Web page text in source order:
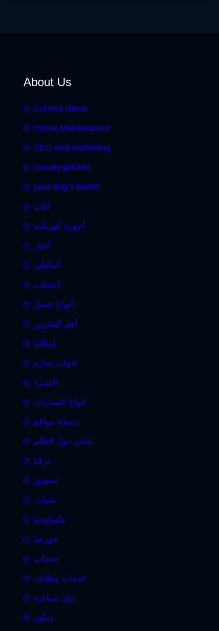
About Us
Current News
Home Maintenance
SEO and Marketing
Uncategorized
your dog's health
أثاث
أجهزة كهربائية
أخبار
أساطير
أعشاب
أنواع عسل
أهم التمارين
إيطاليا
ادوات نجارة
البشرة
انواع السيارات
برمجة مواقع
بلدان حول العالم
تركيا
تسويق
تقنيات
تكنولوجيا
جورجيا
خدمات
خدمات وظائف
دول سياحية
ديكور